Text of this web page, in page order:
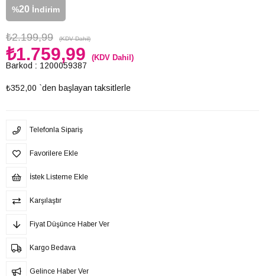
%20 İndirim
₺2.199,99 (KDV Dahil)
₺1.759,99 (KDV Dahil)
Barkod : 1200059387
₺352,00 `den başlayan taksitlerle
Telefonla Sipariş
Favorilere Ekle
İstek Listeme Ekle
Karşılaştır
Fiyat Düşünce Haber Ver
Kargo Bedava
Gelince Haber Ver